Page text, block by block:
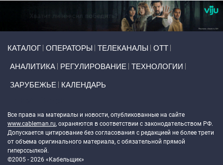
КАТАЛОГ ОПЕРАТОРЫ ТЕЛЕКАНАЛЫ ОТТ
АНАЛИТИКА РЕГУЛИРОВАНИЕ ТЕХНОЛОГИИ
ЗАРУБЕЖЬЕ КАЛЕНДАРЬ
Все права на материалы и новости, опубликованные на сайте
www.cableman.ru, охраняются в соответствии с законодательством РФ.
Допускается цитирование без согласования с редакцией не более трети
от объема оригинального материала, с обязательной прямой
гиперссылкой.
©2005 - 2026 «Кабельщик»